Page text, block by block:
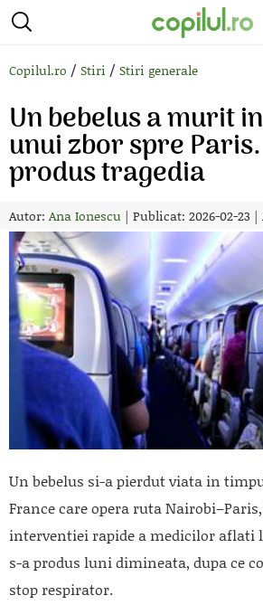
Copilul.ro / Stiri / Stiri generale
Un bebelus a murit
unui zbor spre
produs tragedia
Autor: Ana Ionescu | Publicat: 2026-02-23 |
Un bebelus si-a pierdut viata in
France care opera ruta
interventiei rapide a medicilor aflati
s-a produs luni dimineata, dupa ce
stop respirator.